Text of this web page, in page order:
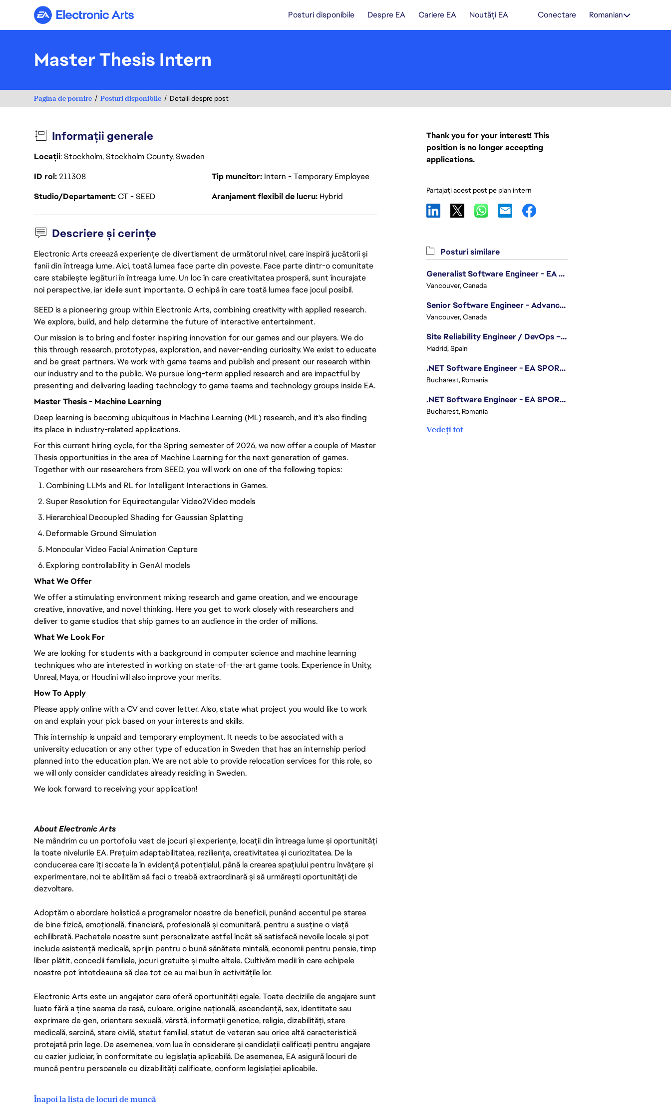
Electronic Arts Posturi disponibile Despre EA Cariere EA Noutăți EA Conectare Romanian
Master Thesis Intern
Pagina de pornire Posturi disponibile Detalii despre post
Informații generale
Locații: Stockholm, Stockholm County, Sweden
ID rol211308 Tip muncitor Intern - Temporary Employee
Studio/DepartamentCT - SEED Aranjament flexibil de lucru Hybrid
Descriere și cerințe
Electronic Arts creează experiențe de divertisment de următorul nivel, care inspiră jucătorii și
fanii din întreaga lume. Aici, toată lumea face parte din poveste. Face parte dintr-o comunitate
care stabilește legături în întreaga lume. Un loc în care creativitatea prosperă, sunt încurajate
noi perspective, iar ideile sunt importante. O echipă în care toată lumea face jocul posibil.
SEED is a pioneering group within Electronic Arts, combining creativity with applied research.
We explore, build, and help determine the future of interactive entertainment.
Our mission is to bring and foster inspiring innovation for our games and our players. We do
this through research, prototypes, exploration, and never-ending curiosity. We exist to educate
and be great partners. We work with game teams and publish and present our research within
our industry and to the public. We pursue long-term applied research and are impactful by
presenting and delivering leading technology to game teams and technology groups inside EA.
Master Thesis - Machine Learning
Deep learning is becoming ubiquitous in Machine Learning (ML) research, and it's also finding
its place in industry-related applications.
For this current hiring cycle, for the Spring semester of 2026, we now offer a couple of Master
Thesis opportunities in the area of Machine Learning for the next generation of games.
Together with our researchers from SEED, you will work on one of the following topics:
Combining LLMs and RL for Intelligent Interactions in Games.
Super Resolution for Equirectangular Video2Video models
Hierarchical Decoupled Shading for Gaussian Splatting
Deformable Ground Simulation
Monocular Video Facial Animation Capture
Exploring controllability in GenAI models
What We Offer
We offer a stimulating environment mixing research and game creation, and we encourage
creative, innovative, and novel thinking. Here you get to work closely with researchers and
deliver to game studios that ship games to an audience in the order of millions.
What We Look For
We are looking for students with a background in computer science and machine learning
techniques who are interested in working on state-of-the-art game tools. Experience in Unity,
Unreal, Maya, or Houdini will also improve your merits.
How To Apply
Please apply online with a CV and cover letter. Also, state what project you would like to work
on and explain your pick based on your interests and skills.
This internship is unpaid and temporary employment. It needs to be associated with a
university education or any other type of education in Sweden that has an internship period
planned into the education plan. We are not able to provide relocation services for this role, so
we will only consider candidates already residing in Sweden.
We look forward to receiving your application!
About Electronic Arts
Ne mândrim cu un portofoliu vast de jocuri și experiențe, locații din întreaga lume și oportunități
la toate nivelurile EA. Prețuim adaptabilitatea, reziliența, creativitatea și curiozitatea. De la
conducerea care îți scoate la în evidență potențialul, până la crearea spațiului pentru învățare și
experimentare, noi te abilităm să faci o treabă extraordinară și să urmărești oportunități de
dezvoltare.
Adoptăm o abordare holistică a programelor noastre de beneficii, punând accentul pe starea
de bine fizică, emoțională, financiară, profesională și comunitară, pentru a susține o viață
echilibrată. Pachetele noastre sunt personalizate astfel încât să satisfacă nevoile locale și pot
include asistență medicală, sprijin pentru o bună sănătate mintală, economii pentru pensie, timp
liber plătit, concedii familiale, jocuri gratuite și multe altele. Cultivăm medii în care echipele
noastre pot întotdeauna să dea tot ce au mai bun în activitățile lor.
Electronic Arts este un angajator care oferă oportunități egale. Toate deciziile de angajare sunt
luate fără a ține seama de rasă, culoare, origine națională, ascendență, sex, identitate sau
exprimare de gen, orientare sexuală, vârstă, informații genetice, religie, dizabilități, stare
medicală, sarcină, stare civilă, statut familial, statut de veteran sau orice altă caracteristică
protejată prin lege. De asemenea, vom lua în considerare și candidații calificați pentru angajare
cu cazier judiciar, în conformitate cu legislația aplicabilă. De asemenea, EA asigură locuri de
muncă pentru persoanele cu dizabilități calificate, conform legislației aplicabile.
Înapoi la lista de locuri de muncă
Thank you for your interest! This
position is no longer accepting
applications.
Partajați acest post pe plan intern
Posturi similare
Generalist Software Engineer - EA Sports FC
Vancouver, Canada
Senior Software Engineer - Advanced Technology Group
Vancouver, Canada
Site Reliability Engineer / DevOps – Localization
Madrid, Spain
.NET Software Engineer - EA SPORTS™ FC
Bucharest, Romania
.NET Software Engineer - EA SPORTS™ FC
Bucharest, Romania
Vedeți tot